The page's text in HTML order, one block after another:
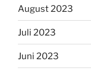
August 2023
Juli 2023
Juni 2023